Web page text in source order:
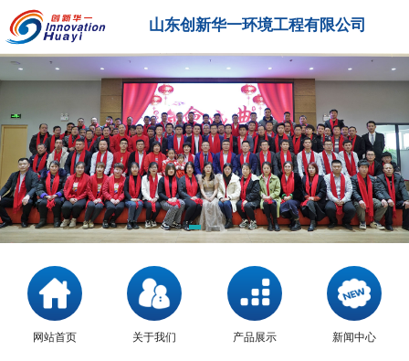
山东创新华一环境工程有限公司
网站首页 关于我们 产品展示 新闻中心